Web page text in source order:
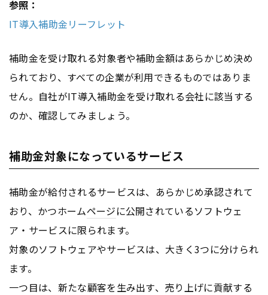
参照：
IT導入補助金リーフレット
補助金を受け取れる対象者や補助金額はあらかじめ決め
られており、すべての企業が利用できるものではありま
せん。自社がIT導入補助金を受け取れる会社に該当する
のか、確認してみましょう。
補助金対象になっているサービス
補助金が給付されるサービスは、あらかじめ承認されて
おり、かつホームページに公開されているソフトウェ
ア・サービスに限られます。
対象のソフトウェアやサービスは、大きく3つに分けられ
ます。
一つ目は、新たな顧客を生み出す、売り上げに貢献する